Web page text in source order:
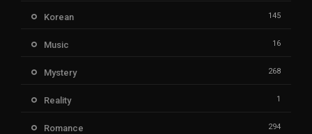
Korean 145
Music 16
Mystery 268
Reality 1
Romance 294